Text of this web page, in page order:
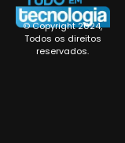
© Copyright 2024,
Todos os direitos
reservados.